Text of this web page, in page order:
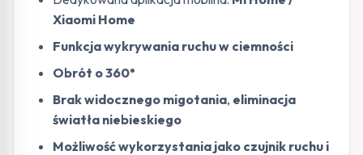
Xiaomi Home
Funkcja wykrywania ruchu w ciemności
Obrót o 360°
Brak widocznego migotania, eliminacja
światła niebieskiego
Możliwość wykorzystania jako czujnik ruchu i